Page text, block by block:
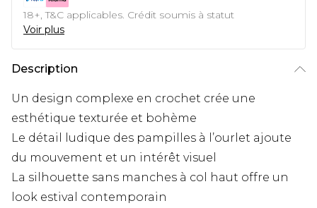
18+, T&C applicables. Crédit soumis à statut
Voir plus
Description
Un design complexe en crochet crée une
esthétique texturée et bohème
Le détail ludique des pampilles à l’ourlet ajoute
du mouvement et un intérêt visuel
La silhouette sans manches à col haut offre un
look estival contemporain